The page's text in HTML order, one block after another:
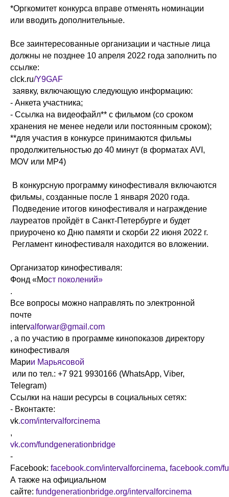
*Оргкомитет конкурса вправе отменять номинации
или вводить дополнительные.
Все заинтересованные организации и частные лица
должны не позднее 10 апреля 2022 года заполнить по
ссылке:
clck.ru/Y9GAF
заявку, включающую следующую информацию:
- Анкета участника;
- Ссылка на видеофайл** с фильмом (со сроком
хранения не менее недели или постоянным сроком);
**для участия в конкурсе принимаются фильмы
продолжительностью до 40 минут (в форматах AVI,
MOV или MP4)
В конкурсную программу кинофестиваля включаются
фильмы, созданные после 1 января 2020 года.
Подведение итогов кинофестиваля и награждение
лауреатов пройдёт в Санкт-Петербурге и будет
приурочено ко Дню памяти и скорби 22 июня 2022 г.
Регламент кинофестиваля находится во вложении.
Организатор кинофестиваля:
Фонд «Мост поколений»
.
Все вопросы можно направлять по электронной
почте
intervalforwar@gmail.com
, а по участию в программе кинопоказов директору
кинофестиваля
Марии Марьясовой
или по тел.: +7 921 9930166 (WhatsApp, Viber,
Telegram)
Ссылки на наши ресурсы в социальных сетях:
- Вконтакте:
vk.com/intervalforcinema
,
vk.com/fundgenerationbridge
-
Facebook: facebook.com/intervalforcinema, facebook.com/
А также на официальном
сайте: fundgenerationbridge.org/intervalforcinema